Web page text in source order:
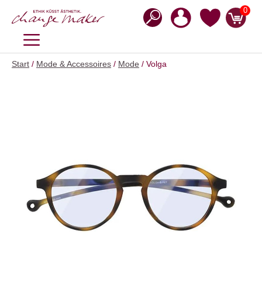
Inhalt
0
MENÜ
Start / Mode & Accessoires / Mode / Volga